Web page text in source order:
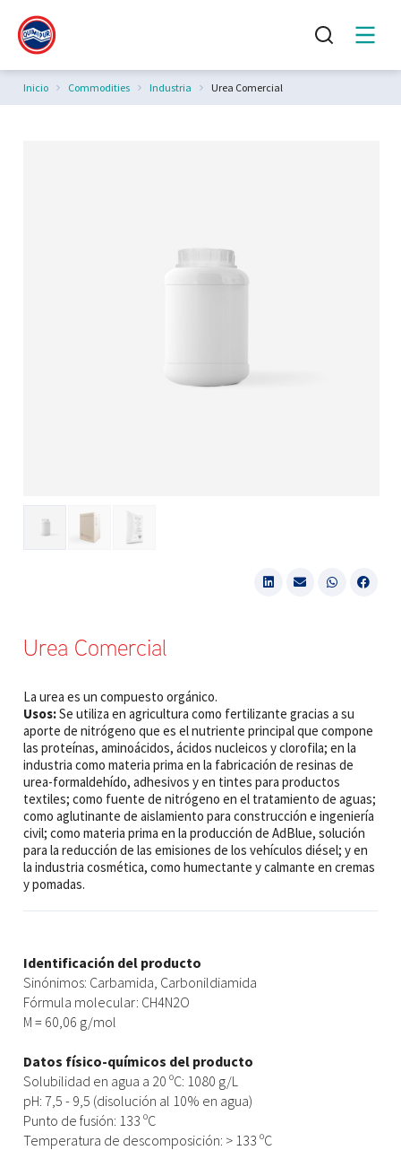
Estás aquí:
Inicio Commodities Industria Urea Comercial
Urea Comercial
La urea es un compuesto orgánico.
Usos:Se utiliza en agricultura como fertilizante gracias a su
aporte de nitrógeno que es el nutriente principal que compone
las proteínas, aminoácidos, ácidos nucleicos y clorofila; en la
industria como materia prima en la fabricación de resinas de
urea-formaldehído, adhesivos y en tintes para productos
textiles; como fuente de nitrógeno en el tratamiento de aguas;
como aglutinante de aislamiento para construcción e ingeniería
civil; como materia prima en la producción de AdBlue, solución
para la reducción de las emisiones de los vehículos diésel; y en
la industria cosmética, como humectante y calmante en cremas
y pomadas.
Identificación del producto
Sinónimos: Carbamida, Carbonildiamida
Fórmula molecular: CH4N2O
M = 60,06 g/mol
Datos físico-químicos del producto
Solubilidad en agua a 20 ºC: 1080 g/L
pH: 7,5 - 9,5 (disolución al 10% en agua)
Punto de fusión: 133 ºC
Temperatura de descomposición: > 133 ºC